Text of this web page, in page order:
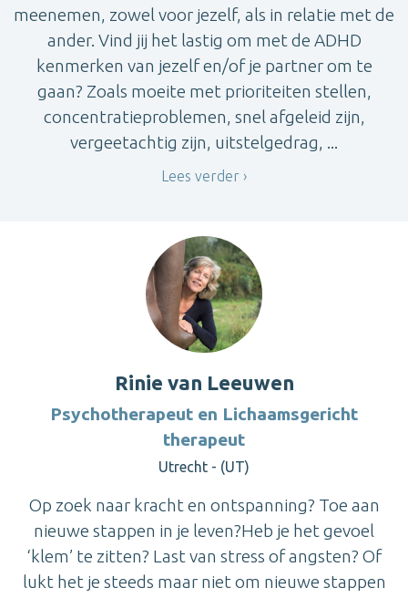
meenemen, zowel voor jezelf, als in relatie met de
ander. Vind jij het lastig om met de ADHD
kenmerken van jezelf en/of je partner om te
gaan? Zoals moeite met prioriteiten stellen,
concentratieproblemen, snel afgeleid zijn,
vergeetachtig zijn, uitstelgedrag, ...
Lees verder
Rinie van Leeuwen
Psychotherapeut en Lichaamsgericht
therapeut
Utrecht - (UT)
Op zoek naar kracht en ontspanning? Toe aan
nieuwe stappen in je leven?Heb je het gevoel
‘klem’ te zitten? Last van stress of angsten? Of
lukt het je steeds maar niet om nieuwe stappen